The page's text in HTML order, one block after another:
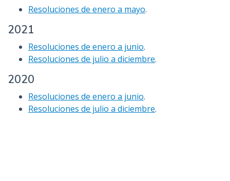
Resoluciones de enero a mayo.
2021
Resoluciones de enero a junio.
Resoluciones de julio a diciembre.
2020
Resoluciones de enero a junio.
Resoluciones de julio a diciembre.